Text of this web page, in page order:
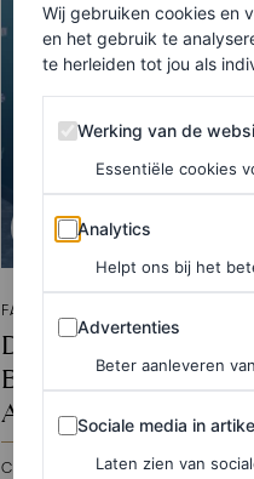
FASHION NIEUWS
Dit zijn de beste looks
Billboard Women in
Awards 2025
CHRISTIAN ALLAIRE
Wij gebruiken cookies en
en het gebruik te
te herleiden tot jou als
Werking van de website
Werking van de
Essentiële cookies
Analytics
Analytics
Helpt ons bij het
Advertenties
Advertenties
Beter aanleveren
Sociale media in
Sociale media in
Laten zien van